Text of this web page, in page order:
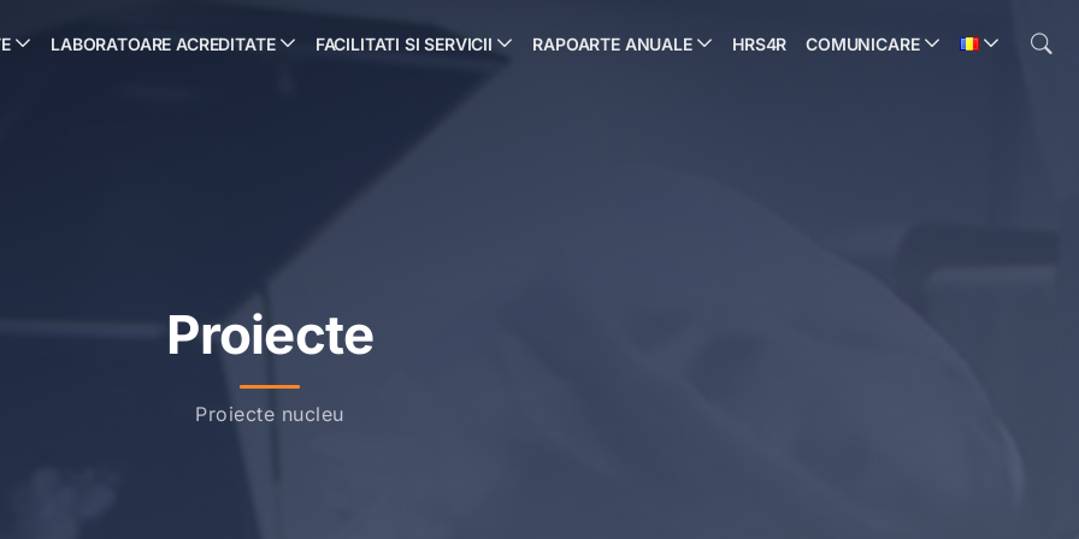
LABORATOARE ACREDITATE FACILITATI SI SERVICII RAPOARTE ANUALE HRS4R COMUNICARE
Proiecte
Proiecte nucleu